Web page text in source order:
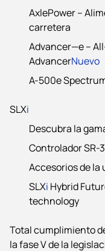
AxlePower –
carretera
Advancer—e –
AdvancerNuevo
A-500e
SLXi
Descubra la
Controlador SR-3
Accesorios de la
SLXi Hybrid
technology
Total cumplimiento
la fase V de la